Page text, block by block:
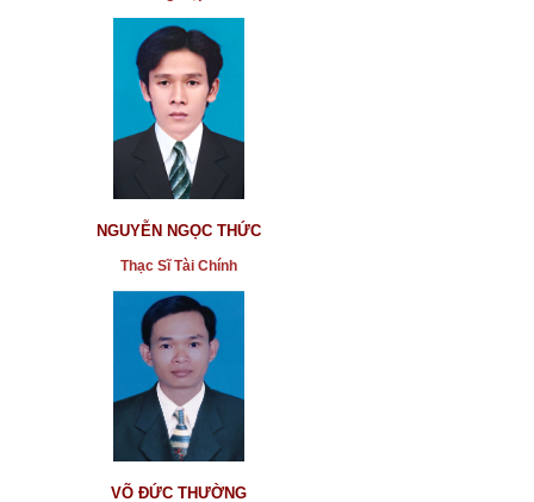
NGUYỄN NGỌC THỨC
Thạc Sĩ Tài Chính
VÕ ĐỨC THƯỜNG